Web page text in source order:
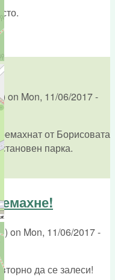
on Mon, 11/06/2017 -
от Борисовата
парка.
on Mon, 11/06/2017 -
да се залеси!